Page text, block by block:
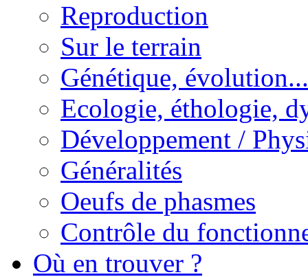
Reproduction
Sur le terrain
Génétique, évolution...
Ecologie, éthologie,
Développement /
Généralités
Oeufs de phasmes
Contrôle du
Où en trouver ?